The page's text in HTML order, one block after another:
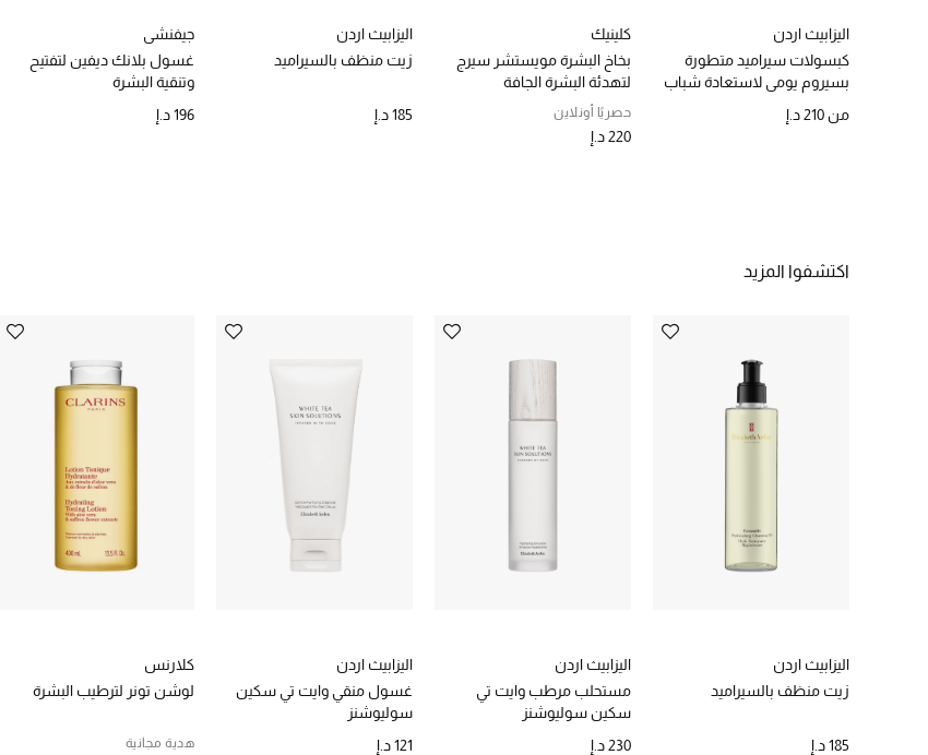
اليزابيث اردن
كبسولات سيراميد متطورة
بسيروم يومي لاستعادة شباب
من210 د.إ
كلينيك
بخاخ البشرة مويستشر سيرج
لتهدئة البشرة الجافة
حصريًا أونلاين
220 د.إ
اليزابيث اردن
زيت منظف بالسيراميد
185 د.إ
جيفنشي
غسول بلانك ديفين لتفتيح
وتنقية البشرة
196 د.إ
اكتشفوا المزيد
اليزابيث اردن
زيت منظف بالسيراميد
185 د.إ
اليزابيث اردن
مستحلب مرطب وايت تي
سكين سوليوشنز
230 د.إ
اليزابيث اردن
غسول منقي وايت تي سكين
سوليوشنز
121 د.إ
كلارنس
لوشن تونر لترطيب البشرة
هدية مجانية